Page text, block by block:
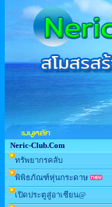
Neric-Club.Com
ทรัพยากรคลับ
พิพิธภัณฑ์หุ่นกระดาษ
เปิดประตูสู่อาเซียน@